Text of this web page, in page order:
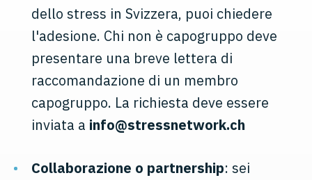
dello stress in Svizzera, puoi chiedere
l'adesione. Chi non è capogruppo deve
presentare una breve lettera di
raccomandazione di un membro
capogruppo. La richiesta deve essere
inviata a info@stressnetwork.ch
Collaborazione o partnership: sei